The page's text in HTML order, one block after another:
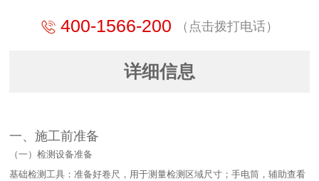
400-1566-200 （点击拨打电话）
详细信息
一、施工前准备​
（一）检测设备准备​
基础检测工具：准备好卷尺，用于测量检测区域尺寸；手电筒，辅助查看